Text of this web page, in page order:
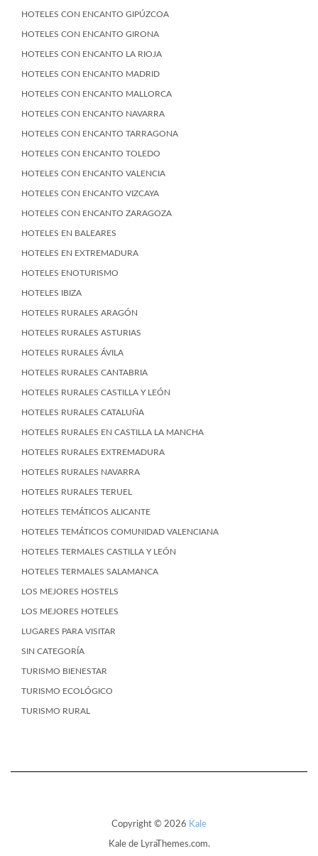
HOTELES CON ENCANTO GIPÚZCOA
HOTELES CON ENCANTO GIRONA
HOTELES CON ENCANTO LA RIOJA
HOTELES CON ENCANTO MADRID
HOTELES CON ENCANTO MALLORCA
HOTELES CON ENCANTO NAVARRA
HOTELES CON ENCANTO TARRAGONA
HOTELES CON ENCANTO TOLEDO
HOTELES CON ENCANTO VALENCIA
HOTELES CON ENCANTO VIZCAYA
HOTELES CON ENCANTO ZARAGOZA
HOTELES EN BALEARES
HOTELES EN EXTREMADURA
HOTELES ENOTURISMO
HOTELES IBIZA
HOTELES RURALES ARAGÓN
HOTELES RURALES ASTURIAS
HOTELES RURALES ÁVILA
HOTELES RURALES CANTABRIA
HOTELES RURALES CASTILLA Y LEÓN
HOTELES RURALES CATALUÑA
HOTELES RURALES EN CASTILLA LA MANCHA
HOTELES RURALES EXTREMADURA
HOTELES RURALES NAVARRA
HOTELES RURALES TERUEL
HOTELES TEMÁTICOS ALICANTE
HOTELES TEMÁTICOS COMUNIDAD VALENCIANA
HOTELES TERMALES CASTILLA Y LEÓN
HOTELES TERMALES SALAMANCA
LOS MEJORES HOSTELS
LOS MEJORES HOTELES
LUGARES PARA VISITAR
SIN CATEGORÍA
TURISMO BIENESTAR
TURISMO ECOLÓGICO
TURISMO RURAL
Copyright © 2026 Kale
Kalede LyraThemes.com.